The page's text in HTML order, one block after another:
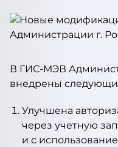
В ГИС-МЭВ
внедрены
Улучшена
через учетную
и с